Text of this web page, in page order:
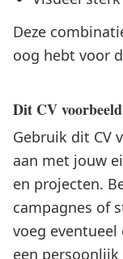
Deze
oog hebt voor
Dit CV
Gebruik dit CV
aan met jouw
en projecten.
campagnes of
voeg
een